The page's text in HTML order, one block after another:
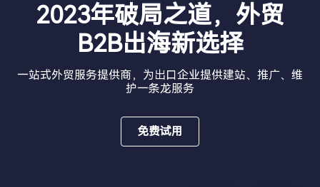
2023年破局之道，外贸
B2B出海新选择
一站式外贸服务提供商，为出口企业提供建站、推广、维
护一条龙服务
免费试用